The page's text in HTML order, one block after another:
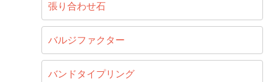
張り合わせ石
バルジファクター
バンドタイプリング